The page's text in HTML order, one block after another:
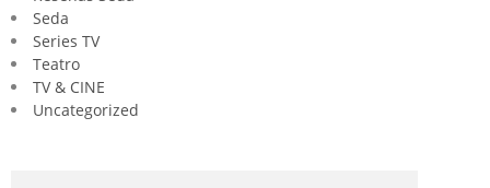
Seda
Series TV
Teatro
TV & CINE
Uncategorized